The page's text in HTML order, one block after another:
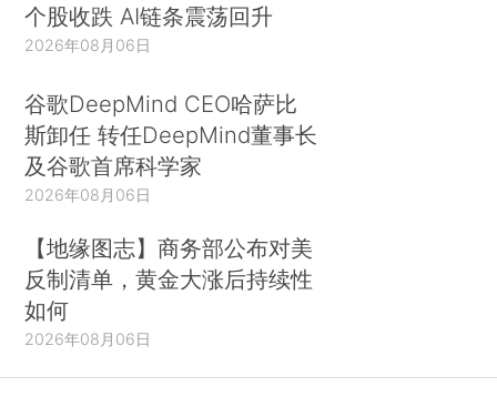
个股收跌 AI链条震荡回升
2026年08月06日
谷歌DeepMind CEO哈萨比
斯卸任 转任DeepMind董事长
及谷歌首席科学家
2026年08月06日
【地缘图志】商务部公布对美
反制清单，黄金大涨后持续性
如何
2026年08月06日